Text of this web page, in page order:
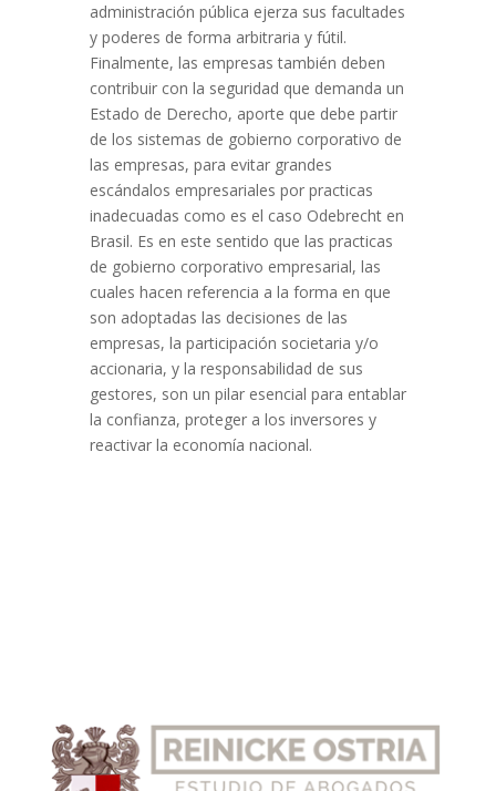
administración pública ejerza sus facultades
y poderes de forma arbitraria y fútil.
Finalmente, las empresas también deben
contribuir con la seguridad que demanda un
Estado de Derecho, aporte que debe partir
de los sistemas de gobierno corporativo de
las empresas, para evitar grandes
escándalos empresariales por practicas
inadecuadas como es el caso Odebrecht en
Brasil. Es en este sentido que las practicas
de gobierno corporativo empresarial, las
cuales hacen referencia a la forma en que
son adoptadas las decisiones de las
empresas, la participación societaria y/o
accionaria, y la responsabilidad de sus
gestores, son un pilar esencial para entablar
la confianza, proteger a los inversores y
reactivar la economía nacional.